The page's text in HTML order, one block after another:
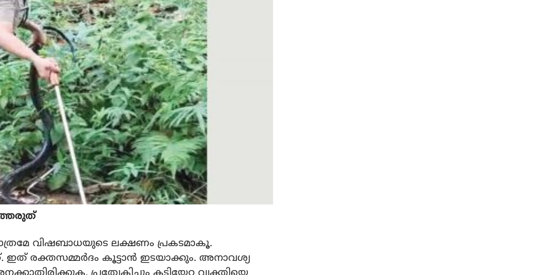
വിഷബാധയുടെ ലക്ഷണം പ്രകടമാകൂ.
ഇത് രക്തസമ്മര്‍ദം കൂട്ടാന്‍ ഇടയാക്കും. അനാവശ്യ